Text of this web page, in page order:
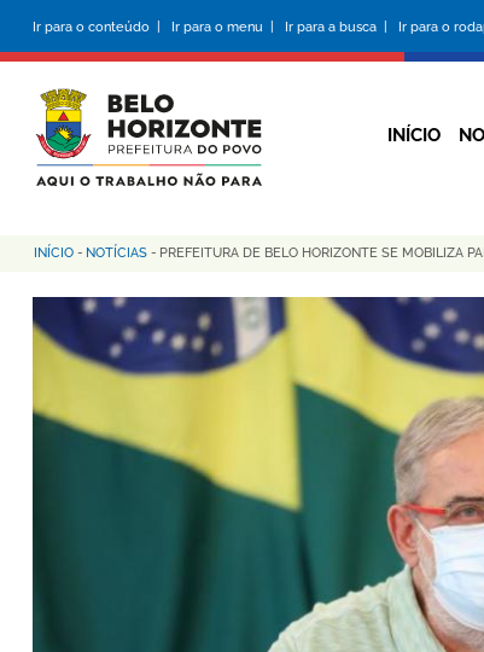
conteúdo
principal
Ir para o conteúdo | Ir para o menu | Ir para a busca | Ir para o
INÍCIO
Trilha
de
navegação
INÍCIO - NOTÍCIAS - PREFEITURA DE BELO HORIZONTE SE MOBILIZA